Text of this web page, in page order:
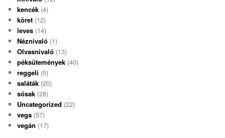
kencék (4)
köret (12)
leves (14)
Néznivaló (1)
Olvasnivaló (13)
péksütemények (40)
reggeli (5)
saláták (20)
sósak (28)
Uncategorized (22)
vega (57)
vegán (17)